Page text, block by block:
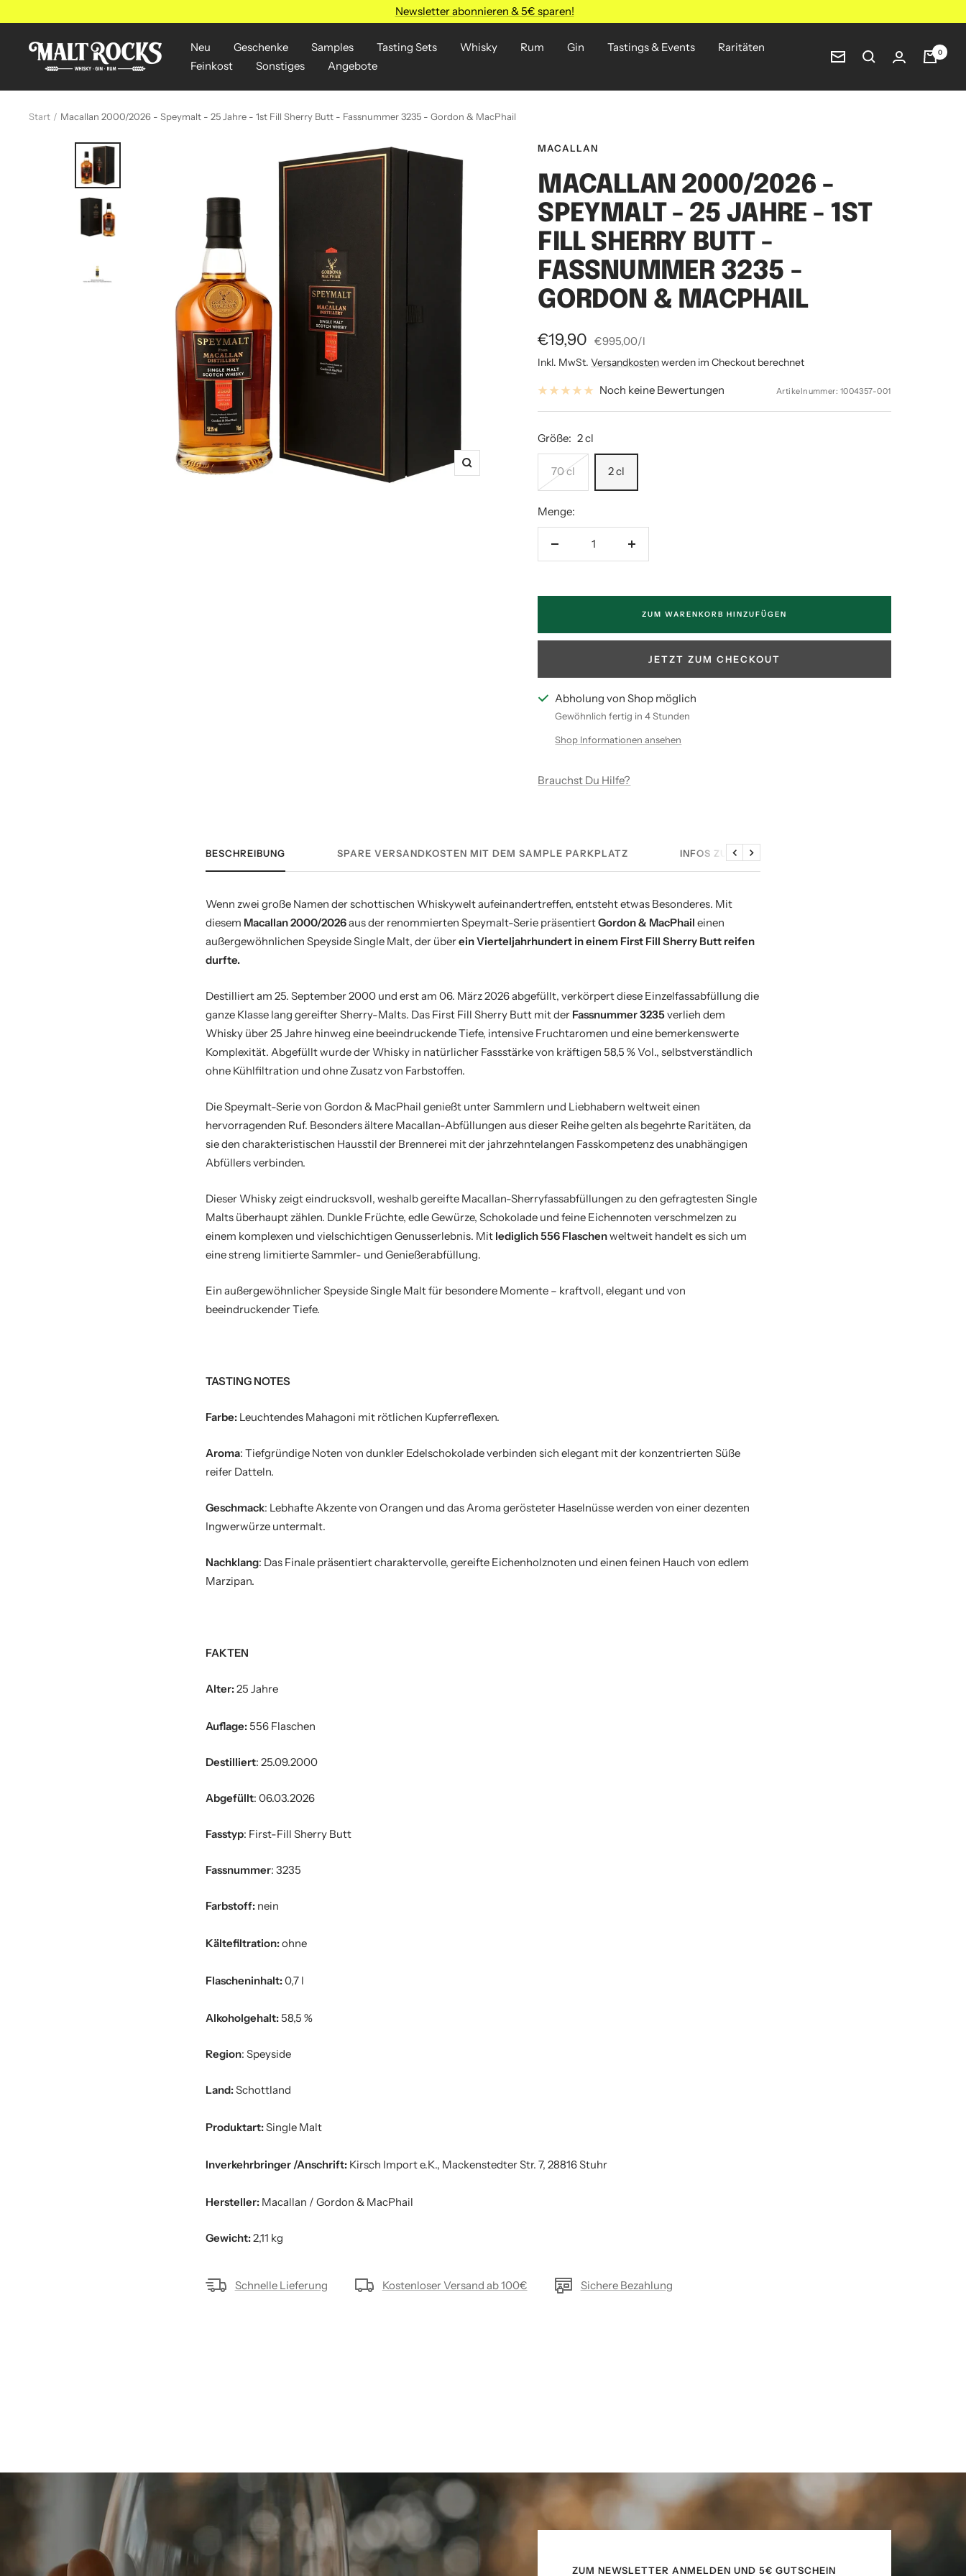
zum
Newsletter abonnieren & 5€ sparen!
Neu Geschenke Samples Tasting Sets Whisky Rum Gin Tastings & Events
Raritäten
Feinkost
Sonstiges Angebote
MALT
ROCKS
Newsletter
0
Start Macallan 2000/2026 - Speymalt - 25 Jahre - 1st Fill Sherry Butt - Fassnummer 3235 - Gordon & MacPhail
Zoom
MACALLAN
MACALLAN 2000/2026 -
SPEYMALT - 25 JAHRE - 1ST
FILL SHERRY BUTT -
FASSNUMMER 3235 -
GORDON & MACPHAIL
Angebotspreis
€19,90 €995,00/l
Inkl. MwSt.Versandkostenwerden im Checkout berechnet
Noch keine Bewertungen Artikelnummer: 1004357-001
Größe: 2 cl
70 cl 2 cl
Menge:
Menge
ZUM WARENKORB HINZUFÜGEN
JETZT ZUM CHECKOUT
Abholung von Shop möglich
Gewöhnlich fertig in 4 Stunden
Shop Informationen ansehen
Brauchst Du Hilfe?
BESCHREIBUNG SPARE VERSANDKOSTEN MIT DEM SAMPLE PARKPLATZ INFOS ZU DEN SAMPLES
ZurückWeiter
Wenn zwei große Namen der schottischen Whiskywelt aufeinandertreffen, entsteht etwas Besonderes. Mit
diesem Macallan 2000/2026aus der renommierten Speymalt-Serie präsentiertGordon & MacPhail einen
außergewöhnlichen Speyside Single Malt, der überein Vierteljahrhundert in einem First Fill Sherry Butt reifen
durfte.
Destilliert am 25. September 2000 und erst am 06. März 2026 abgefüllt, verkörpert diese Einzelfassabfüllung die
ganze Klasse lang gereifter Sherry-Malts. Das First Fill Sherry Butt mit derFassnummer 3235verlieh dem
Whisky über 25 Jahre hinweg eine beeindruckende Tiefe, intensive Fruchtaromen und eine bemerkenswerte
Komplexität. Abgefüllt wurde der Whisky in natürlicher Fassstärke von kräftigen 58,5 % Vol., selbstverständlich
ohne Kühlfiltration und ohne Zusatz von Farbstoffen.
Die Speymalt-Serie von Gordon & MacPhail genießt unter Sammlern und Liebhabern weltweit einen
hervorragenden Ruf. Besonders ältere Macallan-Abfüllungen aus dieser Reihe gelten als begehrte Raritäten, da
sie den charakteristischen Hausstil der Brennerei mit der jahrzehntelangen Fasskompetenz des unabhängigen
Abfüllers verbinden.
Dieser Whisky zeigt eindrucksvoll, weshalb gereifte Macallan-Sherryfassabfüllungen zu den gefragtesten Single
Malts überhaupt zählen. Dunkle Früchte, edle Gewürze, Schokolade und feine Eichennoten verschmelzen zu
einem komplexen und vielschichtigen Genusserlebnis. Mit lediglich 556 Flaschenweltweit handelt es sich um
eine streng limitierte Sammler- und Genießerabfüllung.
Ein außergewöhnlicher Speyside Single Malt für besondere Momente – kraftvoll, elegant und von
beeindruckender Tiefe.
TASTING NOTES
Farbe:Leuchtendes Mahagoni mit rötlichen Kupferreflexen.
Aroma: Tiefgründige Noten von dunkler Edelschokolade verbinden sich elegant mit der konzentrierten Süße
reifer Datteln.
Geschmack: Lebhafte Akzente von Orangen und das Aroma gerösteter Haselnüsse werden von einer dezenten
Ingwerwürze untermalt.
Nachklang: Das Finale präsentiert charaktervolle, gereifte Eichenholznoten und einen feinen Hauch von edlem
Marzipan.
FAKTEN
Alter:25 Jahre
Auflage:556 Flaschen
Destilliert: 25.09.2000
Abgefüllt: 06.03.2026
Fasstyp: First-Fill Sherry Butt
Fassnummer: 3235
Farbstoff: nein
Kältefiltration:ohne
Flascheninhalt:0,7 l
Alkoholgehalt:58,5 %
Region: Speyside
Land:Schottland
Produktart:Single Malt
Inverkehrbringer /Anschrift: Kirsch Import e.K., Mackenstedter Str. 7, 28816 Stuhr
Hersteller: Macallan / Gordon & MacPhail
Gewicht:2,11 kg
Schnelle Lieferung Kostenloser Versand ab 100€ Sichere Bezahlung
ZUM NEWSLETTER ANMELDEN UND 5€ GUTSCHEIN